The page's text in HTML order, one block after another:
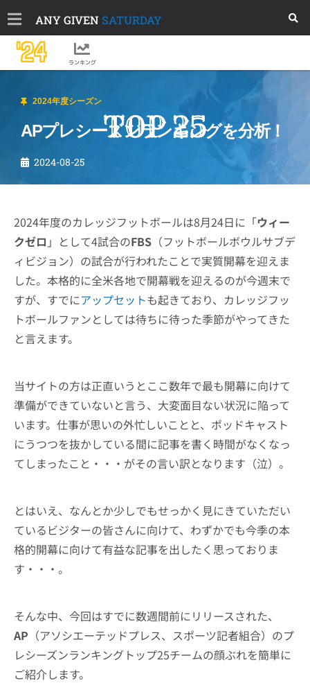
ANY GIVEN SATURDAY
'24 ランキング
2024年度シーズン
APプレシーズンランキングを分析！
2024-08-25
2024年度のカレッジフットボールは8月24日に「ウィー
クゼロ 」として4試合のFBS （フットボールボウルサブデ
ィビジョン）の試合が行われたことで実質開幕を迎えま
した。本格的に全米各地で開幕戦を迎えるのが今週末で
すが、すでにアップセットも起きており、カレッジフッ
トボールファンとしては待ちに待った季節がやってきた
と言えます。
当サイトの方は正直いうとここ数年で最も開幕に向けて
準備ができていないと言う、大変面目ない状況に陥って
います。仕事が思いの外忙しいことと、ポッドキャスト
にうつつを抜かしている間に記事を書く時間がなくなっ
てしまったこと・・・がその言い訳となります（泣）。
とはいえ、なんとか少しでもせっかく見にきていただい
ているビジターの皆さんに向けて、わずかでも今季の本
格的開幕に向けて有益な記事を出したく思っておりま
す・・・。
そんな中、今回はすでに数週間前にリリースされた、
AP （アソシエーテッドプレス、スポーツ記者組合）のプ
レシーズンランキングトップ25チームの顔ぶれを簡単に
ご紹介します。